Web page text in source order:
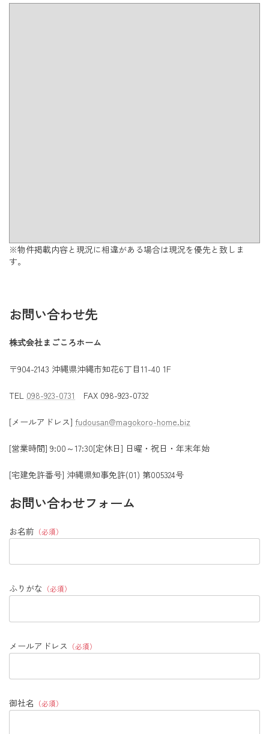
※物件掲載内容と現況に相違がある場合は現況を優先と致しま
す。
お問い合わせ先
株式会社まごころホーム
〒904-2143 沖縄県沖縄市知花6丁目11-40 1F
TEL 098-923-0731 FAX 098-923-0732
[メールアドレス] fudousan@magokoro-home.biz
[営業時間] 9:00～17:30[定休日] 日曜・祝日・年末年始
[宅建免許番号] 沖縄県知事免許(01) 第005324号
お問い合わせフォーム
お名前 （必須）
ふりがな （必須）
メールアドレス （必須）
御社名 （必須）